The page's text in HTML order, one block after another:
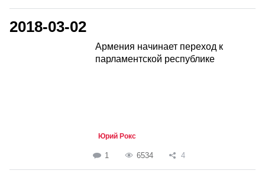
2018-03-02
Армения начинает переход к
парламентской республике
Юрий Рокс
1 6534 4